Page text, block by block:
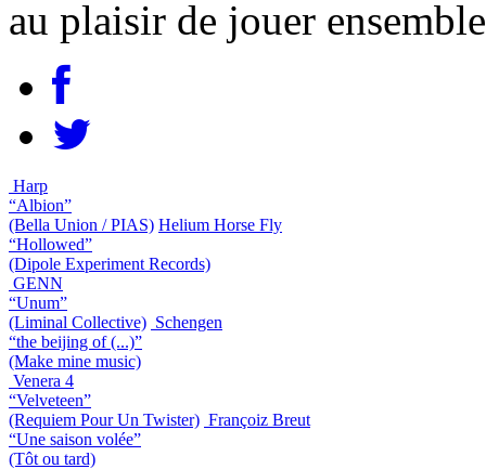
au plaisir de jouer
Harp
“Albion”
(Bella Union / PIAS) Helium Horse Fly
“Hollowed”
(Dipole Experiment Records)
GENN
“Unum”
(Liminal Collective) Schengen
“the beijing of (...)”
(Make mine music)
Venera 4
“Velveteen”
(Requiem Pour Un Twister) Françoiz Breut
“Une saison volée”
(Tôt ou tard)